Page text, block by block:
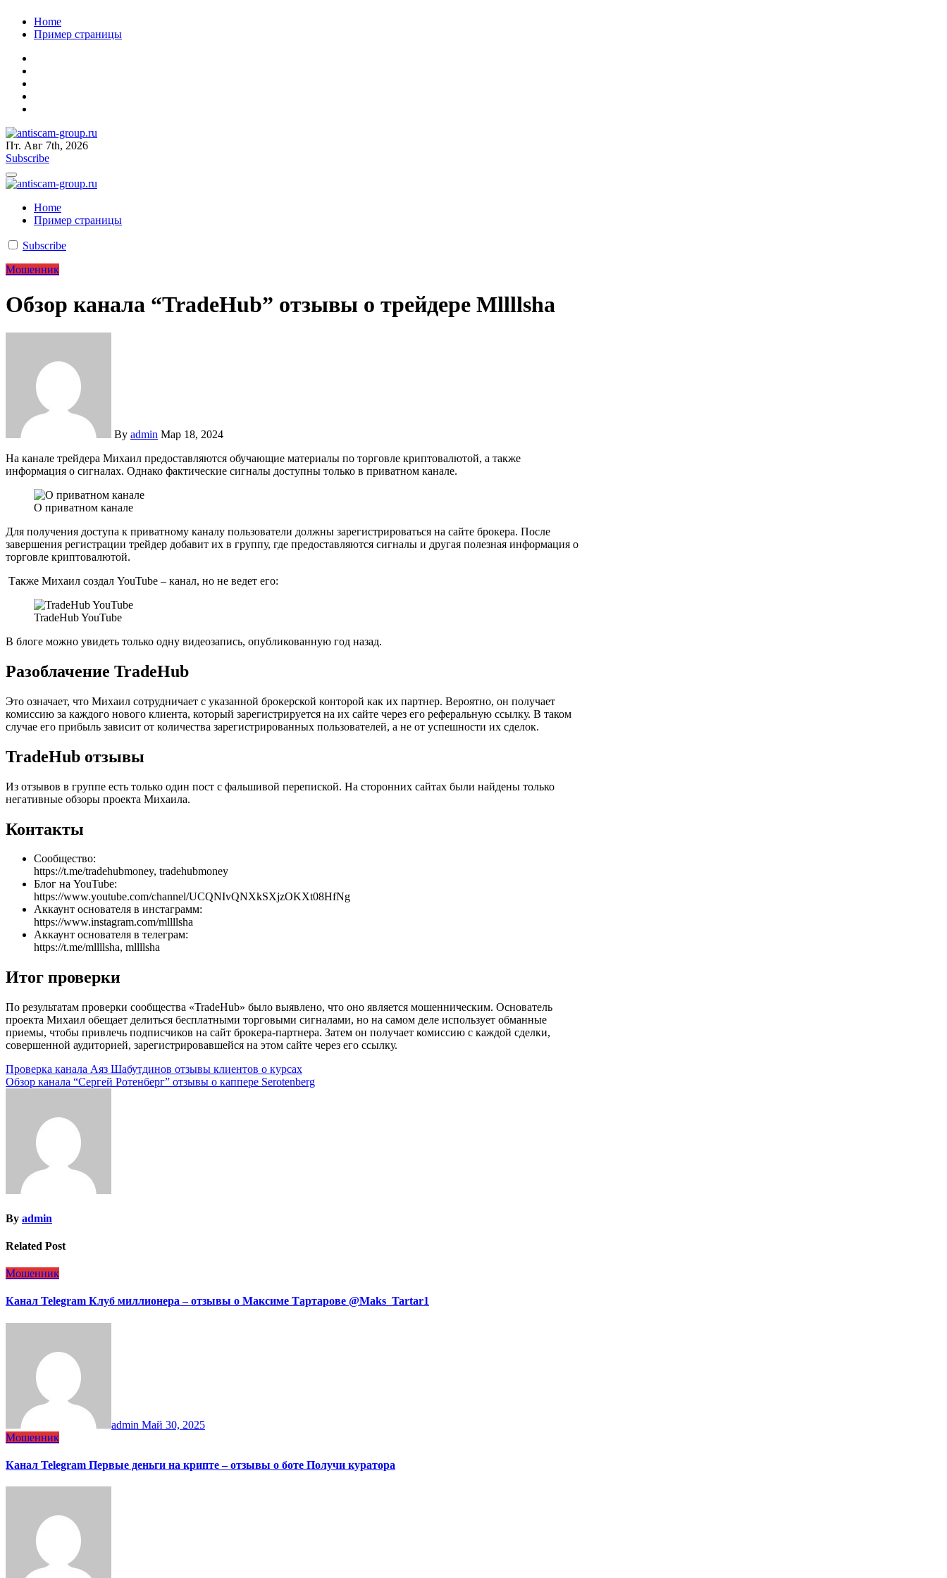
ПерейтиHome
Пример страницы
antiscam-group.ru
мошенник будет пойман
Пт. Авг 7th, 2026
Subscribe
antiscam-group.ru
мошенник будет пойман
Home
Пример страницы
Subscribe
Мошенник
Обзор канала “TradeHub” отзывы о трейдере Mllllsha
By admin Мар 18, 2024
На канале трейдера Михаил предоставляются обучающие материалы по торговле криптовалютой, а также
информация о сигналах. Однако фактические сигналы доступны только в приватном канале.
О приватном канале
Для получения доступа к приватному каналу пользователи должны зарегистрироваться на сайте брокера. После
завершения регистрации трейдер добавит их в группу, где предоставляются сигналы и другая полезная информация о
торговле криптовалютой.
Также Михаил создал YouTube – канал, но не ведет его:
TradeHub YouTube
В блоге можно увидеть только одну видеозапись, опубликованную год назад.
Разоблачение TradeHub
Это означает, что Михаил сотрудничает с указанной брокерской конторой как их партнер. Вероятно, он получает
комиссию за каждого нового клиента, который зарегистрируется на их сайте через его реферальную ссылку. В таком
случае его прибыль зависит от количества зарегистрированных пользователей, а не от успешности их сделок.
TradeHub отзывы
Из отзывов в группе есть только один пост с фальшивой перепиской. На сторонних сайтах были найдены только
негативные обзоры проекта Михаила.
Контакты
Сообщество:
https://t.me/tradehubmoney, tradehubmoney
Блог на YouTube:
https://www.youtube.com/channel/UCQNIvQNXkSXjzOKXt08HfNg
Аккаунт основателя в инстаграмм:
https://www.instagram.com/mllllsha
Аккаунт основателя в телеграм:
https://t.me/mllllsha, mllllsha
Итог проверки
По результатам проверки сообщества «TradeHub» было выявлено, что оно является мошенническим. Основатель
проекта Михаил обещает делиться бесплатными торговыми сигналами, но на самом деле использует обманные
приемы, чтобы привлечь подписчиков на сайт брокера-партнера. Затем он получает комиссию с каждой сделки,
совершенной аудиторией, зарегистрировавшейся на этом сайте через его ссылку.
Навигация
по
Проверка канала Аяз Шабутдинов отзывы клиентов о курсах
Обзор канала “Сергей Ротенберг” отзывы о каппере Serotenberg
By admin
Related Post
Мошенник
Канал Telegram Клуб миллионера – отзывы о Максиме Тартарове @Maks_Tartar1
admin Май 30, 2025
Мошенник
Канал Telegram Первые деньги на крипте – отзывы о боте Получи куратора